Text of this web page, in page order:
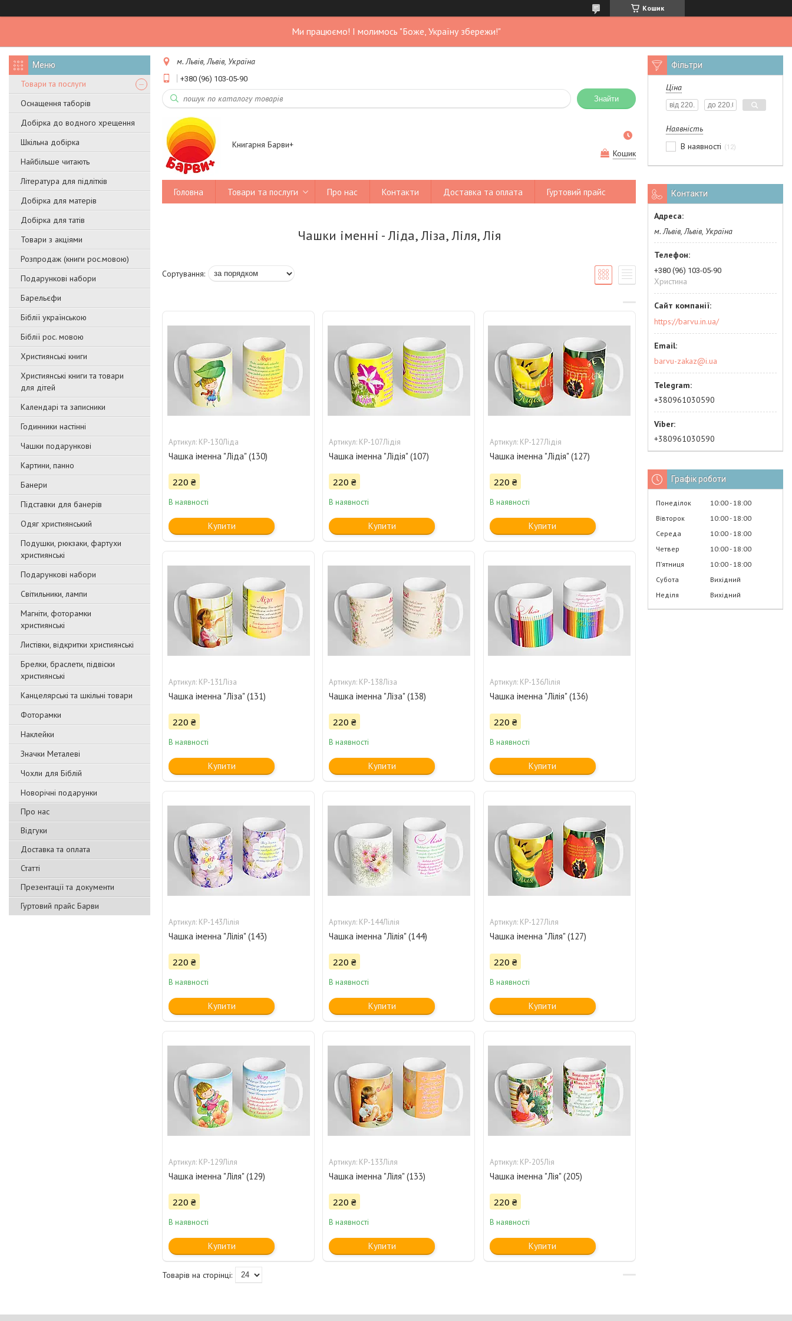
Кошик
Ми працюємо! І молимось "Боже, Україну збережи!"
Товари та послуги
Оснащення таборів
Добірка до водного хрещення
Шкільна добірка
Найбільше читають
Література для підлітків
Добірка для матерів
Добірка для татів
Товари з акціями
Розпродаж (книги рос.мовою)
Подарункові набори
Барельєфи
Біблії українською
Біблії рос. мовою
Християнські книги
Християнські книги та товари
для дітей
Календарі та записники
Годинники настінні
Чашки подарункові
Картини, панно
Банери
Підставки для банерів
Одяг християнський
Подушки, рюкзаки, фартухи
християнські
Подарункові набори
Світильники, лампи
Магніти, фоторамки
християнські
Листівки, відкритки християнські
Брелки, браслети, підвіски
християнські
Канцелярські та шкільні товари
Фоторамки
Наклейки
Значки Металеві
Чохли для Біблій
Новорічні подарунки
Про нас
Відгуки
Доставка та оплата
Статті
Презентації та документи
Гуртовий прайс Барви
м. Львів, Львів, Україна
+380 (96) 103-05-90
Знайти
Книгарня Барви+
Кошик
Головна Товари та послуги Про нас Контакти Доставка та оплата Гуртовий прайс
Чашки іменні - Ліда, Ліза, Ліля, Лія
КР-130Ліда
Чашка іменна "Ліда" (130)
220 ₴
В наявності
Купити
КР-107Лідія
Чашка іменна "Лідія" (107)
220 ₴
В наявності
Купити
КР-127Лідія
Чашка іменна "Лідія" (127)
220 ₴
В наявності
Купити
КР-131Ліза
Чашка іменна "Ліза" (131)
220 ₴
В наявності
Купити
КР-138Ліза
Чашка іменна "Ліза" (138)
220 ₴
В наявності
Купити
КР-136Лілія
Чашка іменна "Лілія" (136)
220 ₴
В наявності
Купити
КР-143Лілія
Чашка іменна "Лілія" (143)
220 ₴
В наявності
Купити
КР-144Лілія
Чашка іменна "Лілія" (144)
220 ₴
В наявності
Купити
КР-127Ліля
Чашка іменна "Ліля" (127)
220 ₴
В наявності
Купити
КР-129Ліля
Чашка іменна "Ліля" (129)
220 ₴
В наявності
Купити
КР-133Ліля
Чашка іменна "Ліля" (133)
220 ₴
В наявності
Купити
КР-205Лія
Чашка іменна "Лія" (205)
220 ₴
В наявності
Купити
Фільтри
Ціна
Наявність
В наявності
12
Контакти
м. Львів, Львів, Україна
+380 (96) 103-05-90
Христина
https://barvu.in.ua/
barvu-zakaz@i.ua
+380961030590
+380961030590
Графік роботи
Понеділок 10:00 18:00
Вівторок
10:00 18:00
Середа
10:00 18:00
Четвер
10:00 18:00
Пʼятниця
10:00 18:00
Субота
Вихідний
Неділя
Вихідний